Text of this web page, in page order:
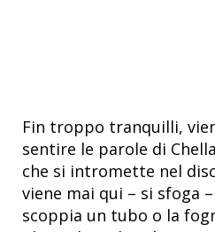
Fin troppo tranquilli,
sentire le parole di
che si intromette nel
viene mai qui – si sfoga
scoppia un tubo o la